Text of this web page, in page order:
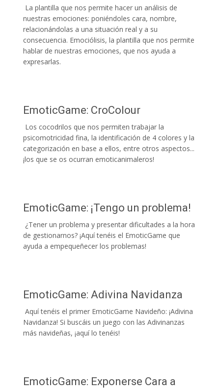
La plantilla que nos permite hacer un análisis de
nuestras emociones: poniéndoles cara, nombre,
relacionándolas a una situación real y a su
consecuencia. Emociólisis, la plantilla que nos permite
hablar de nuestras emociones, que nos ayuda a
expresarlas.
EmoticGame: CroColour
Los cocodrilos que nos permiten trabajar la
psicomotricidad fina, la identificación de 4 colores y la
categorización en base a ellos, entre otros aspectos...
¡los que se os ocurran emoticanimaleros!
EmoticGame: ¡Tengo un problema!
¿Tener un problema y presentar dificultades a la hora
de gestionarnos? ¡Aquí tenéis el EmoticGame que
ayuda a empequeñecer los problemas!
EmoticGame: Adivina Navidanza
Aquí tenéis el primer EmoticGame Navideño: ¡Adivina
Navidanza! Si buscáis un juego con las Adivinanzas
más navideñas, ¡aquí lo tenéis!
EmoticGame: Exponerse Cara a